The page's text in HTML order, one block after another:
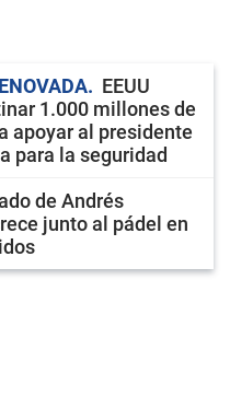
EEUU
1.000 millones de
apoyar al presidente
para la seguridad
de Andrés
junto al pádel en